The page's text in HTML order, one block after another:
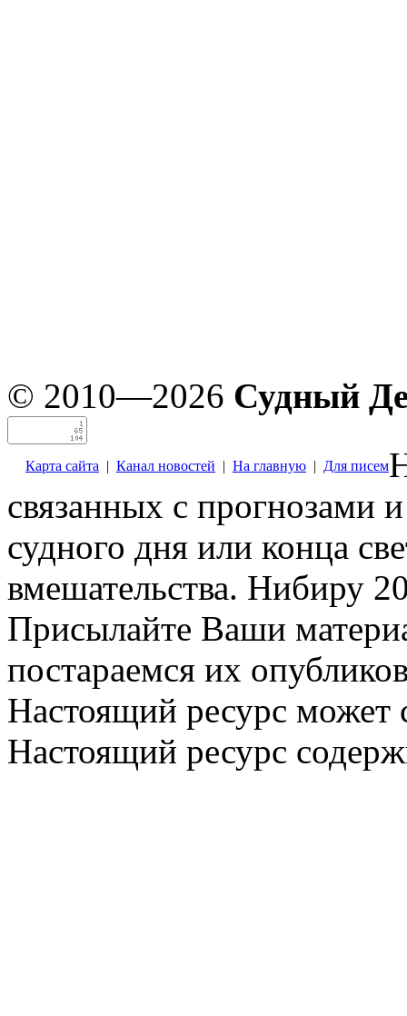
© 2010—2026 Судный
Карта сайта | Канал новостей | На главную | Для писем
связанных с прогнозами
судного дня или конца
вмешательства. Нибиру
Присылайте Ваши
постараемся их
Настоящий ресурс может
Настоящий ресурс